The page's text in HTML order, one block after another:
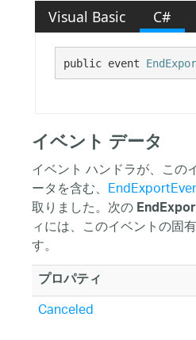
Visual Basic C#
public event
イベント データ
イベント ハンドラが、この
ータを含む、
取りました。次の
ィには、このイベントの固
す。
プロパティ
Canceled